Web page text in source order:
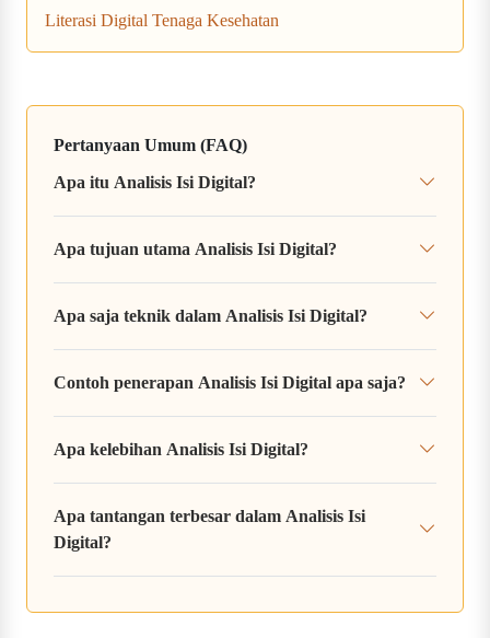
Literasi Digital Tenaga Kesehatan
Pertanyaan Umum (FAQ)
Apa itu Analisis Isi Digital?
Apa tujuan utama Analisis Isi Digital?
Apa saja teknik dalam Analisis Isi Digital?
Contoh penerapan Analisis Isi Digital apa saja?
Apa kelebihan Analisis Isi Digital?
Apa tantangan terbesar dalam Analisis Isi
Digital?